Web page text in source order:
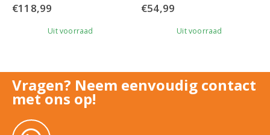
€118,99
Uit voorraad
€54,99
Uit voorraad
Vragen? Neem eenvoudig contact
met ons op!